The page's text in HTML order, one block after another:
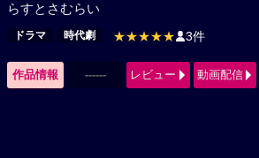
らすとさむらい
ドラマ 時代劇 ★★★★★ 3件
作品情報 ------ レビュー 動画配信